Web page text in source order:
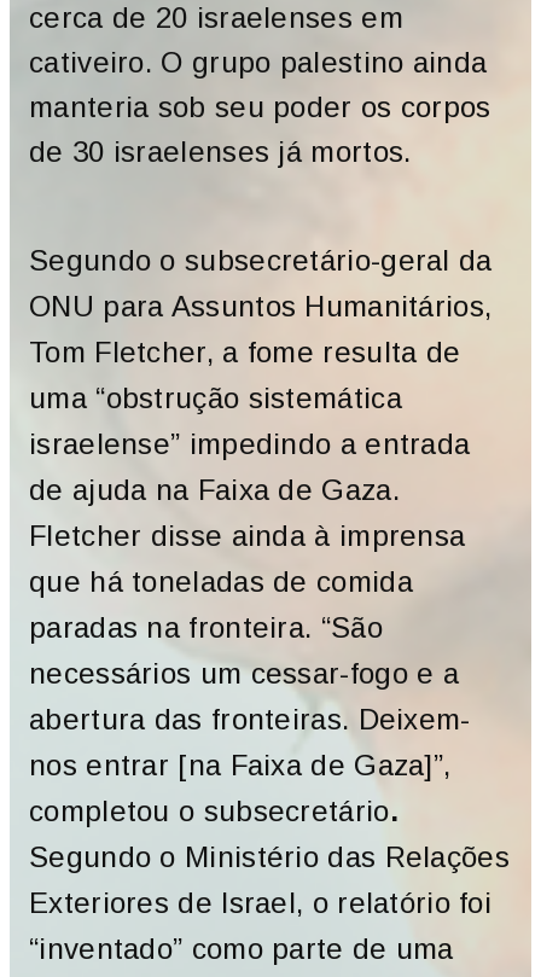
cerca de 20 israelenses em
cativeiro. O grupo palestino ainda
manteria sob seu poder os corpos
de 30 israelenses já mortos.
Segundo o subsecretário-geral da
ONU para Assuntos Humanitários,
Tom Fletcher, a fome resulta de
uma “obstrução sistemática
israelense” impedindo a entrada
de ajuda na Faixa de Gaza.
Fletcher disse ainda à imprensa
que há toneladas de comida
paradas na fronteira. “São
necessários um cessar-fogo e a
abertura das fronteiras. Deixem-
nos entrar [na Faixa de Gaza]”,
completou o subsecretário.
Segundo o Ministério das Relações
Exteriores de Israel, o relatório foi
“inventado” como parte de uma